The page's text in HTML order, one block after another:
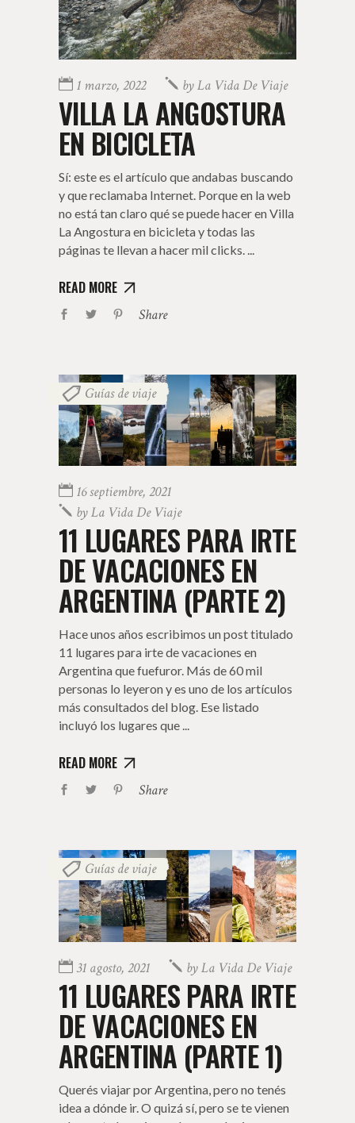
1 marzo, 2022 byLa Vida De Viaje
VILLA LA ANGOSTURA
EN BICICLETA
Sí: este es el artículo que andabas buscando
y que reclamaba Internet. Porque en la web
no está tan claro qué se puede hacer en Villa
La Angostura en bicicleta y todas las
páginas te llevan a hacer mil clicks.
READ MORE
Share
Guías de viaje
16 septiembre, 2021
byLa Vida De Viaje
11 LUGARES PARA IRTE
DE VACACIONES EN
ARGENTINA (PARTE 2)
Hace unos años escribimos un post titulado
11 lugares para irte de vacaciones en
Argentina que fuefuror. Más de 60 mil
personas lo leyeron y es uno de los artículos
más consultados del blog. Ese listado
incluyó los lugares que
READ MORE
Share
Guías de viaje
31 agosto, 2021 byLa Vida De Viaje
11 LUGARES PARA IRTE
DE VACACIONES EN
ARGENTINA (PARTE 1)
Querés viajar por Argentina, pero no tenés
idea a dónde ir. O quizá sí, pero se te vienen